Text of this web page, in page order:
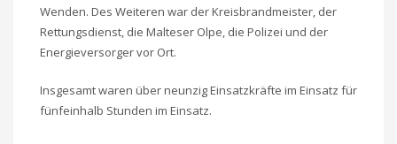
Wenden. Des Weiteren war der Kreisbrandmeister, der
Rettungsdienst, die Malteser Olpe, die Polizei und der
Energieversorger vor Ort.
Insgesamt waren über neunzig Einsatzkräfte im Einsatz für
fünfeinhalb Stunden im Einsatz.